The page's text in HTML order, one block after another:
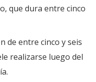
que dura entre cinco
de entre cinco y seis
realizarse luego del